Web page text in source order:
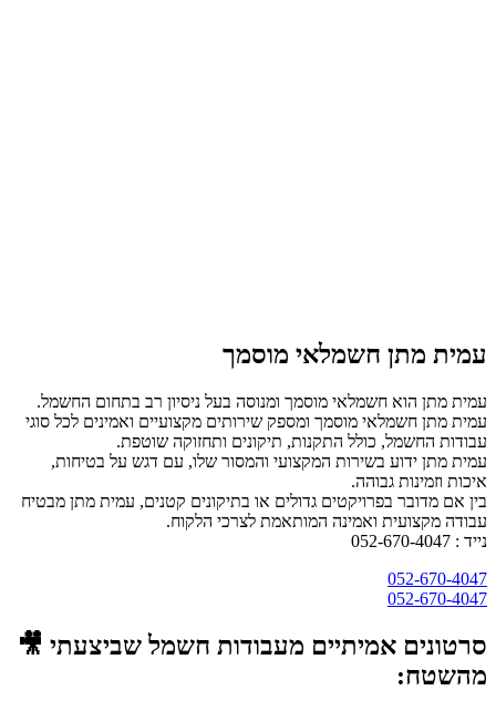
עמית מתן חשמלאי מוסמך
עמית מתן הוא חשמלאי מוסמך ומנוסה בעל ניסיון רב בתחום החשמל.
עמית מתן חשמלאי מוסמך ומספק שירותים מקצועיים ואמינים לכל סוגי
עבודות החשמל, כולל התקנות, תיקונים ותחזוקה שוטפת.
עמית מתן ידוע בשירות המקצועי והמסור שלו, עם דגש על בטיחות,
איכות וזמינות גבוהה.
בין אם מדובר בפרויקטים גדולים או בתיקונים קטנים, עמית מתן מבטיח
עבודה מקצועית ואמינה המותאמת לצרכי הלקוח.
נייד : 052-670-4047
052-670-4047
052-670-4047
סרטונים אמיתיים מעבודות חשמל שביצעתי 🎥
מהשטח: